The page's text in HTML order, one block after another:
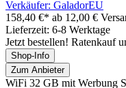
Verkäufer: GaladorEU
158,40 €* ab 12,00 €
Lieferzeit: 6-8 Werktage
Jetzt bestellen! Ratenkauf
Shop-Info
Zum Anbieter
WiFi 32 GB mit Werbung